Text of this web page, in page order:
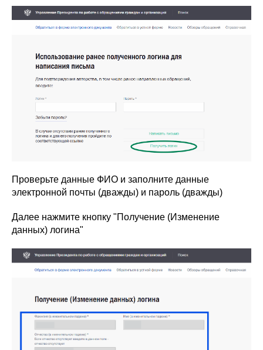
Проверьте данные ФИО и заполните данные
электронной почты (дважды) и пароль (дважды)
Далее нажмите кнопку "Получение (Изменение
данных) логина"